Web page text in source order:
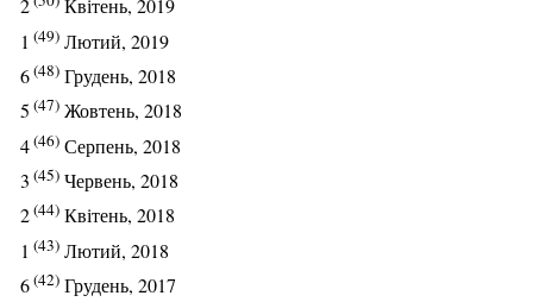
2
Квітень, 2019
1 (49) Лютий, 2019
6(48) Грудень, 2018
5 (47) Жовтень, 2018
4(46) Серпень, 2018
3 (45) Червень, 2018
2(44) Квітень, 2018
1 (43) Лютий, 2018
6(42) Грудень, 2017